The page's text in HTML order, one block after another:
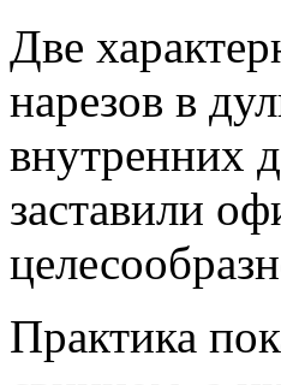
Две
нарезов в
внутренних
заставили
Практика